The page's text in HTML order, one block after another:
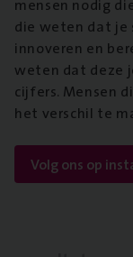
die weten dat
innoveren en
weten dat deze
cijfers. Mensen
het verschil te
Volg ons op